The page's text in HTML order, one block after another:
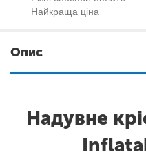
Найкраща ціна
Опис
Надувне